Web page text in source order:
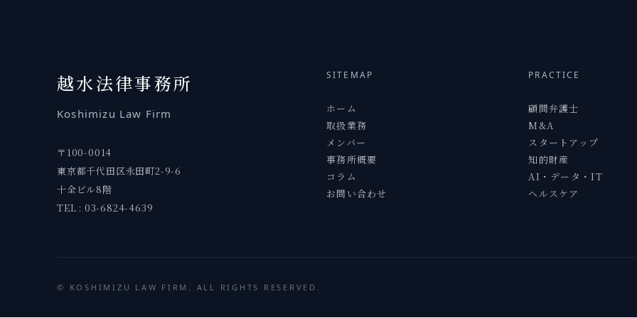
越水法律事務所
Koshimizu Law Firm
〒100-0014
東京都千代田区永田町2-9-6
十全ビル8階
TEL : 03-6824-4639
SITEMAP
ホーム
取扱業務
メンバー
事務所概要
コラム
お問い合わせ
PRACTICE
顧問弁護士
M&A
スタートアップ
知的財産
AI・データ・IT
ヘルスケア
© KOSHIMIZU LAW FIRM. ALL RIGHTS RESERVED.